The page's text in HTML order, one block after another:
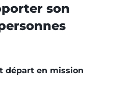
son
départ en mission